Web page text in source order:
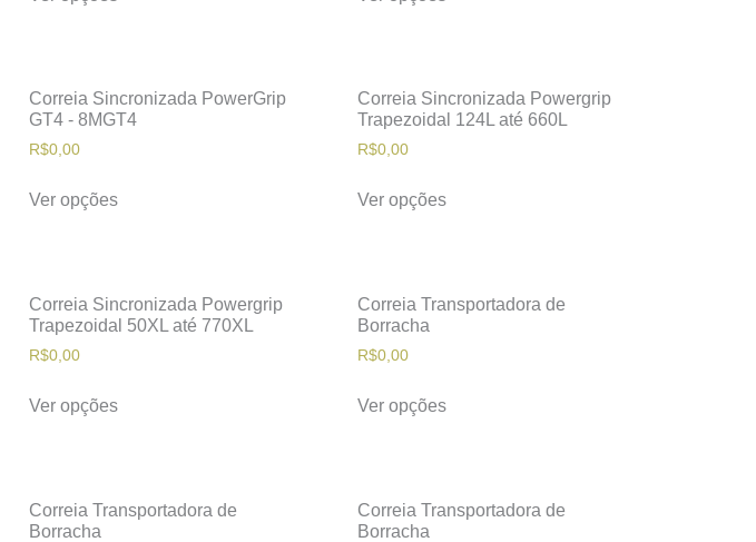
Correia Sincronizada PowerGrip
GT4 - 8MGT4
R$0,00
Ver opções
Correia Sincronizada Powergrip
Trapezoidal 124L até 660L
R$0,00
Ver opções
Correia Sincronizada Powergrip
Trapezoidal 50XL até 770XL
R$0,00
Ver opções
Correia Transportadora de
Borracha
R$0,00
Ver opções
Correia Transportadora de
Borracha
Correia Transportadora de
Borracha